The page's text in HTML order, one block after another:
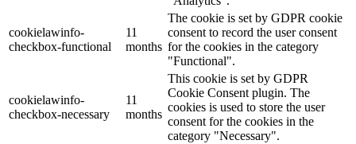
cookielawinfo-
checkbox-functional
11
months
The cookie is set by GDPR cookie
consent to record the user consent
for the cookies in the category
"Functional".
cookielawinfo-
checkbox-necessary
11
months
This cookie is set by GDPR
Cookie Consent plugin. The
cookies is used to store the user
consent for the cookies in the
category "Necessary".